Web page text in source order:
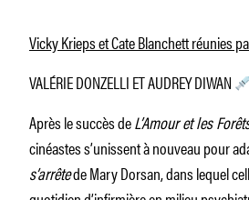
Vicky Krieps et Cate Blanchett réunies
VALÉRIE DONZELLI ET AUDREY DIWAN
Après le succès deL’Amour et les
cinéastes s’unissent à nouveau pour
s’arrêtede Mary Dorsan, dans lequel